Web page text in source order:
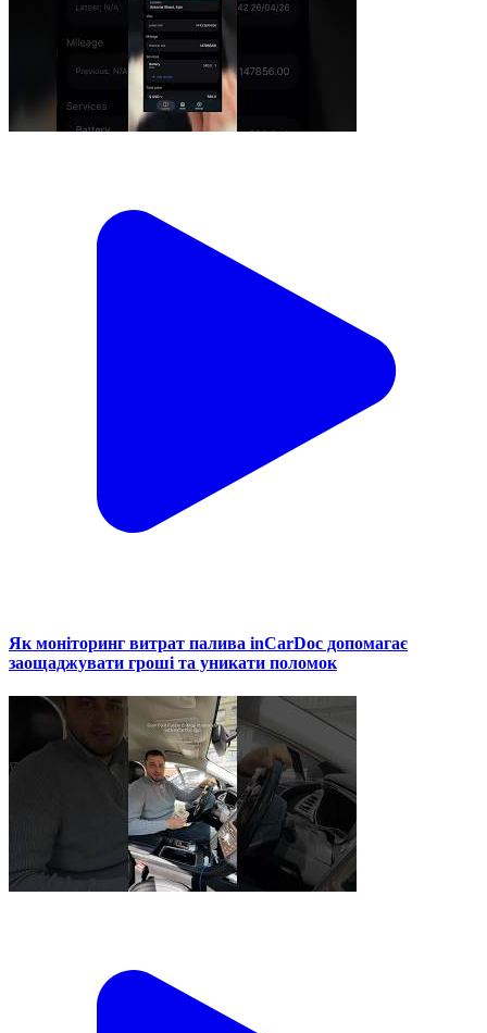
Як моніторинг витрат палива inCarDoc допомагає
заощаджувати гроші та уникати поломок